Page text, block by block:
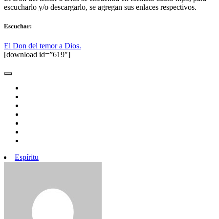
escucharlo y/o descargarlo, se agregan sus enlaces respectivos.
Escuchar:
El Don del temor a Dios.
[download id=”619″]
Espíritu